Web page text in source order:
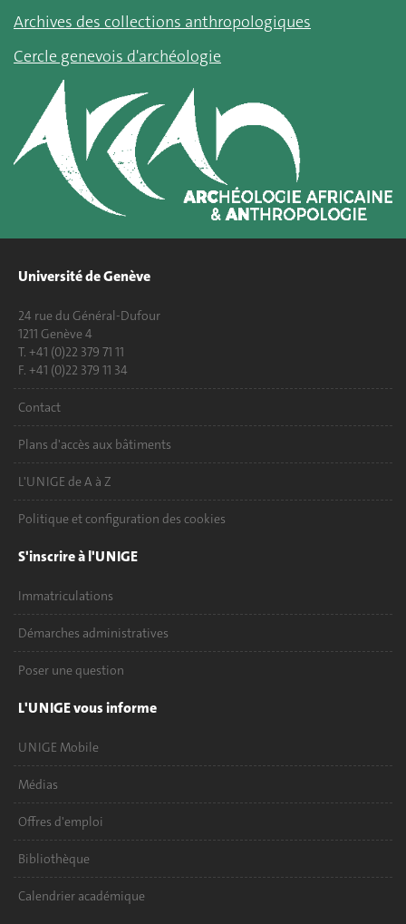
Archives des collections anthropologiques
Cercle genevois d'archéologie
Université de Genève
24 rue du Général-Dufour
1211 Genève 4
T. +41 (0)22 379 71 11
F. +41 (0)22 379 11 34
Contact
Plans d'accès aux bâtiments
L'UNIGE de A à Z
Politique et configuration des cookies
S'inscrire à l'UNIGE
Immatriculations
Démarches administratives
Poser une question
L'UNIGE vous informe
UNIGE Mobile
Médias
Offres d'emploi
Bibliothèque
Calendrier académique